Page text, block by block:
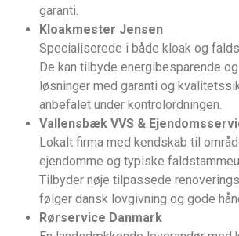
garanti.
Kloakmester Jensen
Specialiserede i både kloak og
De kan tilbyde energibesparende
løsninger med garanti og
anbefalet under kontrolordningen.
Vallensbæk VVS &
Lokalt firma med kendskab til
ejendomme og typiske
Tilbyder nøje tilpassede
følger dansk lovgivning og gode
Rørservice Danmark